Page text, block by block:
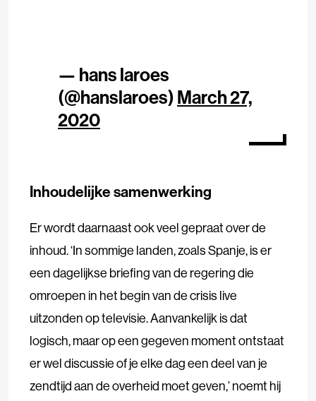
— hans laroes
(@hanslaroes)March 27,
2020
Inhoudelijke samenwerking
Er wordt daarnaast ook veel gepraat over de
inhoud. ‘In sommige landen, zoals Spanje, is er
een dagelijkse briefing van de regering die
omroepen in het begin van de crisis live
uitzonden op televisie. Aanvankelijk is dat
logisch, maar op een gegeven moment ontstaat
er wel discussie of je elke dag een deel van je
zendtijd aan de overheid moet geven,’ noemt hij